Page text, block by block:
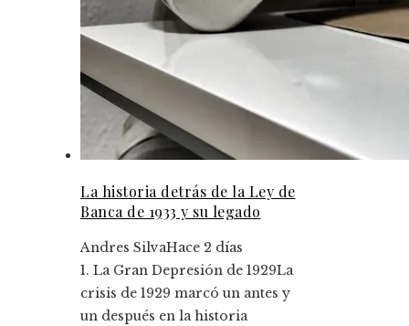
La historia detrás de la Ley de
Banca de 1933 y su legado
Andres SilvaHace 2 días
1. La Gran Depresión de 1929La
crisis de 1929 marcó un antes y
un después en la historia